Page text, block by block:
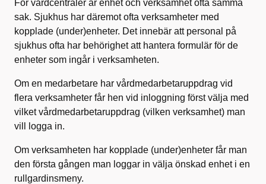
För vårdcentraler är enhet och verksamhet ofta samma
sak. Sjukhus har däremot ofta verksamheter med
kopplade (under)enheter. Det innebär att personal på
sjukhus ofta har behörighet att hantera formulär för de
enheter som ingår i verksamheten.
Om en medarbetare har vårdmedarbetaruppdrag vid
flera verksamheter får hen vid inloggning först välja med
vilket vårdmedarbetaruppdrag (vilken verksamhet) man
vill logga in.
Om verksamheten har kopplade (under)enheter får man
den första gången man loggar in välja önskad enhet i en
rullgardinsmeny.